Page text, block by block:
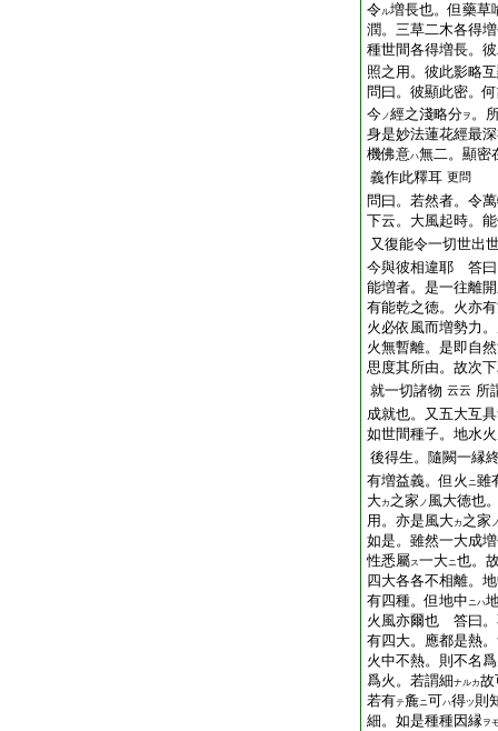
令ル増長也。但藥草
潤。三草二木各得
種世間各得増長。彼
照之用。彼此影略
問曰。彼顯此密。
今ノ經之淺略分ヲ 。
身是妙法蓮花經最
機佛意ハ無二。顯密
義作此釋耳 更問
問曰。若然者。令
下云。大風起時。
又復能令一切世出
今與彼相違耶 答曰
能増者。是一往離
有能乾之徳。火亦
火必依風而増勢力
火無暫離。是即自
思度其所由。故次
就一切諸物 云云 所
成就也。又五大互
如世間種子。地水
後得生。隨闕一縁
有増益義。但火 ニ雖
大カ 之家 ノ 風大徳也
用。亦是風大カ 之家
如是。雖然一大成
性悉屬ス一大ニ也。
四大各各不相離。
有四種。但地中ニハ
火風亦爾也 答曰。
有四大。應都是熱
火中不熱。則不名
爲火。若謂細ナルカ故
若有テ麁ニ可ハ得ツ 則
細。如是種種因縁ヲ